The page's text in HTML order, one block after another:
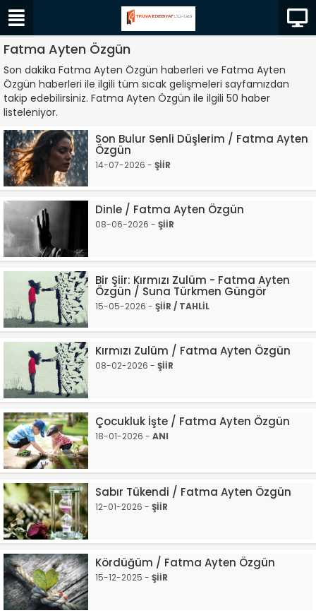
Fatma Ayten Özgün
Son dakika Fatma Ayten Özgün haberleri ve Fatma Ayten
Özgün haberleri ile ilgili tüm sıcak gelişmeleri sayfamızdan
takip edebilirsiniz. Fatma Ayten Özgün ile ilgili 50 haber
listeleniyor.
Son Bulur Senli Düşlerim / Fatma Ayten
Özgün
14-07-2026 - ŞİİR
Dinle / Fatma Ayten Özgün
08-06-2026 - ŞİİR
Bir Şiir: Kırmızı Zulüm - Fatma Ayten
Özgün / Suna Türkmen Güngör
15-05-2026 - ŞİİR / TAHLİL
Kırmızı Zulüm / Fatma Ayten Özgün
08-02-2026 - ŞİİR
Çocukluk İşte / Fatma Ayten Özgün
18-01-2026 - ANI
Sabır Tükendi / Fatma Ayten Özgün
12-01-2026 - ŞİİR
Kördüğüm / Fatma Ayten Özgün
15-12-2025 - ŞİİR